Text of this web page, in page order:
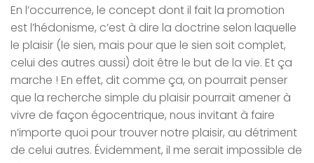
En l’occurrence, le concept dont il fait la promotion
est l’hédonisme, c’est à dire la doctrine selon laquelle
le plaisir (le sien, mais pour que le sien soit complet,
celui des autres aussi) doit être le but de la vie. Et ça
marche ! En effet, dit comme ça, on pourrait penser
que la recherche simple du plaisir pourrait amener à
vivre de façon égocentrique, nous invitant à faire
n’importe quoi pour trouver notre plaisir, au détriment
de celui autres. Évidemment, il me serait impossible de